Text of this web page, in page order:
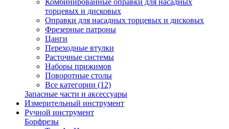
Комбинированные оправки для насадных
торцевых и дисковых
Оправки для насадных торцевых и дисковых
Фрезерные патроны
Цанги
Переходные втулки
Расточные системы
Наборы прижимов
Поворотные столы
Все категории (12)
Запасные части и аксессуары
Измерительный инструмент
Ручной инструмент
Борфрезы